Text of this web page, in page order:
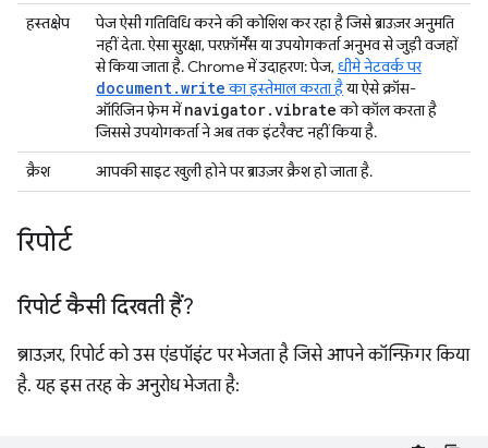
हस्तक्षेप
पेज ऐसी गतिविधि करने की कोशिश कर रहा है जिसे ब्राउज़र अनुमति
नहीं देता. ऐसा सुरक्षा, परफ़ॉर्मेंस या उपयोगकर्ता अनुभव से जुड़ी वजहों
से किया जाता है. Chrome में उदाहरण: पेज, धीमे नेटवर्क पर
document.writeका इस्तेमाल करता हैया ऐसे क्रॉस-
ऑरिजिन फ़्रेम मेंnavigator.vibrateको कॉल करता है
जिससे उपयोगकर्ता ने अब तक इंटरैक्ट नहीं किया है.
क्रैश
आपकी साइट खुली होने पर ब्राउज़र क्रैश हो जाता है.
रिपोर्ट
रिपोर्ट कैसी दिखती हैं?
ब्राउज़र, रिपोर्ट को उस एंडपॉइंट पर भेजता है जिसे आपने कॉन्फ़िगर किया
है. यह इस तरह के अनुरोध भेजता है: